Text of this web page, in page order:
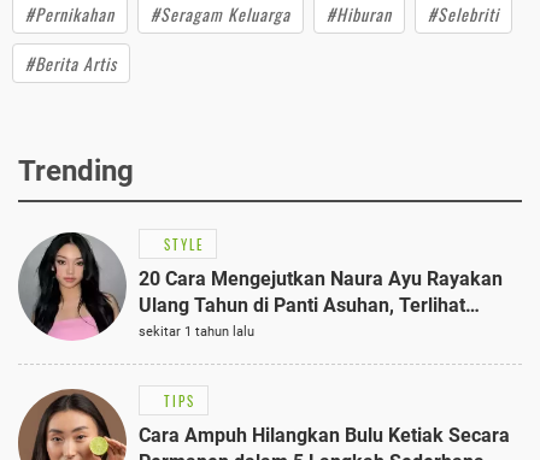
#Pernikahan
#Seragam Keluarga #Hiburan
#Selebriti
#Berita Artis
Trending
STYLE
20 Cara Mengejutkan Naura Ayu Rayakan
Ulang Tahun di Panti Asuhan, Terlihat
Anggun dengan Kaftan Cokelat
sekitar 1 tahun lalu
TIPS
Cara Ampuh Hilangkan Bulu Ketiak Secara